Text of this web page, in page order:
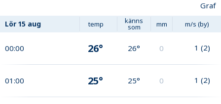
Graf
Lör 15 aug temp känns
som mm m/s (by)
00:00 26° 26° 0 1 (2)
01:00 25° 25° 0 1 (2)